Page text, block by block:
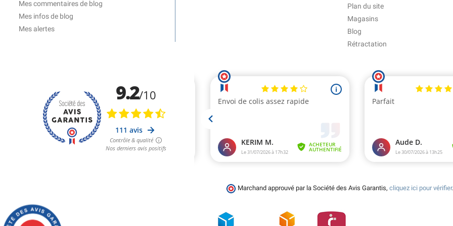
Mes commentaires de blog
Mes infos de blog
Mes alertes
Plan du site
Magasins
Blog
Rétractation
Marchand approuvé par la Société des Avis Garantis, cliquez ici pour vérifier.